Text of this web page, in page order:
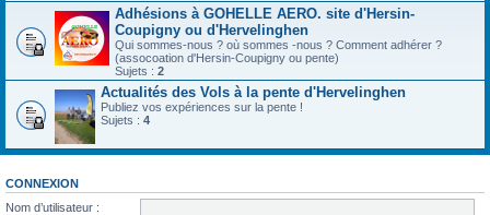
Adhésions à GOHELLE AERO. site d'Hersin-
Coupigny ou d'Hervelinghen
Qui sommes-nous ? où sommes -nous ? Comment adhérer ?
(assocoation d'Hersin-Coupigny ou pente)
Sujets : 2
Actualités des Vols à la pente d'Hervelinghen
Publiez vos expériences sur la pente !
Sujets : 4
CONNEXION
Nom d’utilisateur :